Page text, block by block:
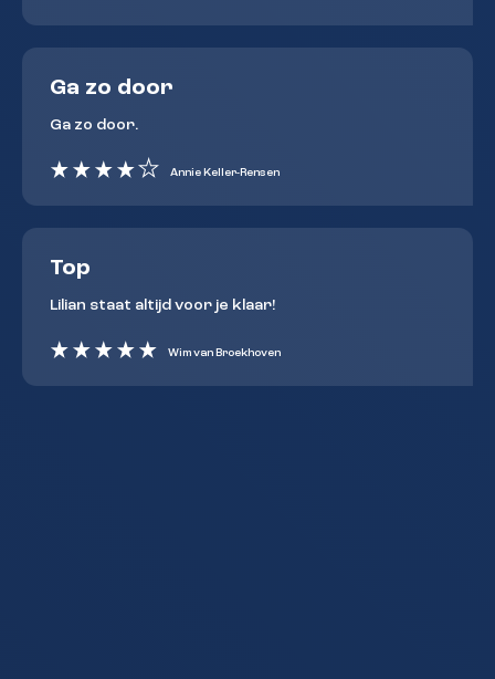
Ga zo door
Ga zo door.
Annie Keller-Rensen
Top
Lilian staat altijd voor je klaar!
Wim van Broekhoven